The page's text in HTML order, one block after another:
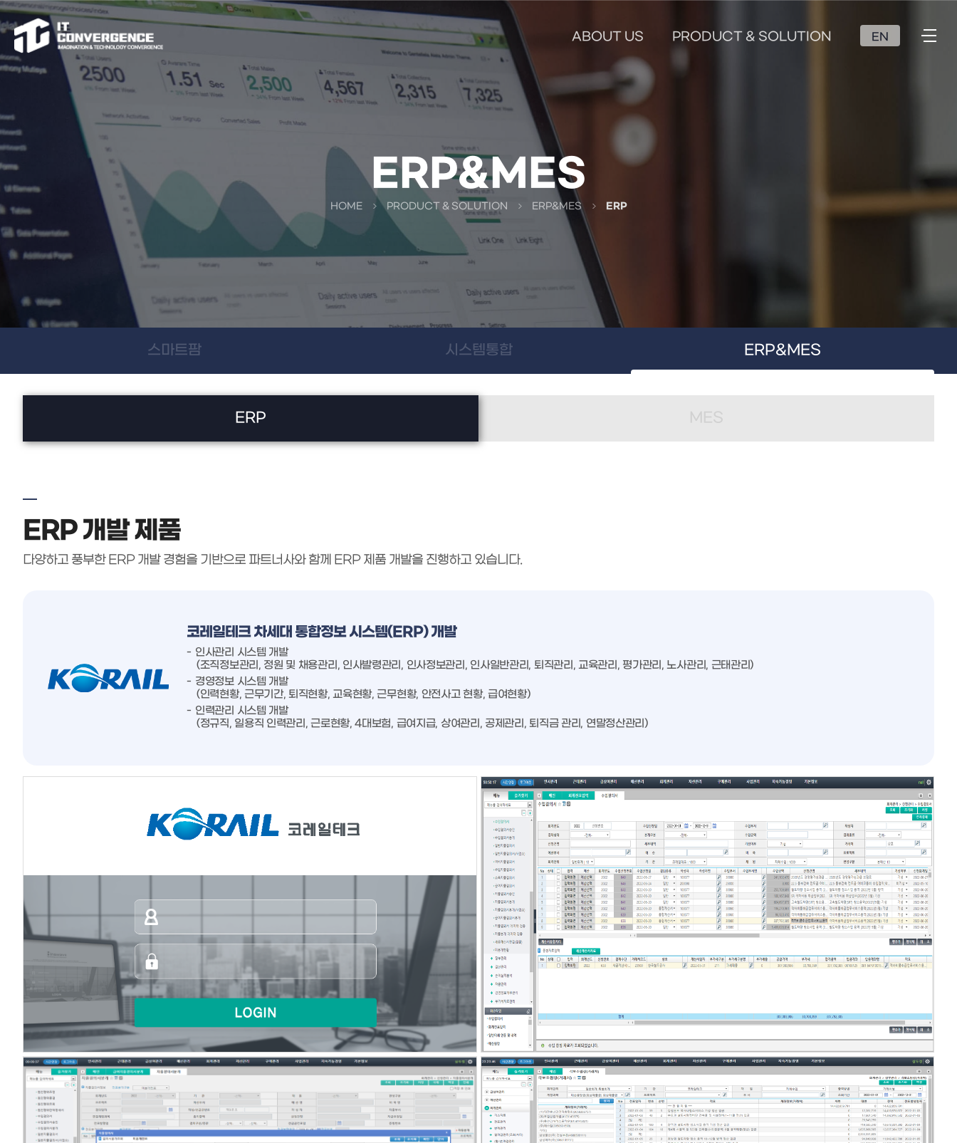
ABOUT US PRODUCT & SOLUTION EN
ERP&MES
HOME PRODUCT & SOLUTION ERP&MES ERP
스마트팜 시스템통합 ERP&MES
ERP
ERP 개발 제품
다양하고 풍부한 ERP 개발 경험을 기반으로 파트너사와 함께 ERP 제품 개발을 진행하고 있습니다.
코레일테크 차세대 통합정보 시스템(ERP) 개발
인사관리 시스템 개발
(조직정보관리, 정원 및 채용관리, 인사발령관리, 인사정보관리, 인사일반관리, 퇴직관리, 교육관리, 평가관리, 노사관리, 근태관리)
경영정보 시스템 개발
(인력현황, 근무기간, 퇴직현황, 교육현황, 근무현황, 안전사고 현황, 급여현황)
인력관리 시스템 개발
(정규직, 일용직 인력관리, 근로현황, 4대보험, 급여지급, 상여관리, 공제관리, 퇴직금 관리, 연말정산관리)